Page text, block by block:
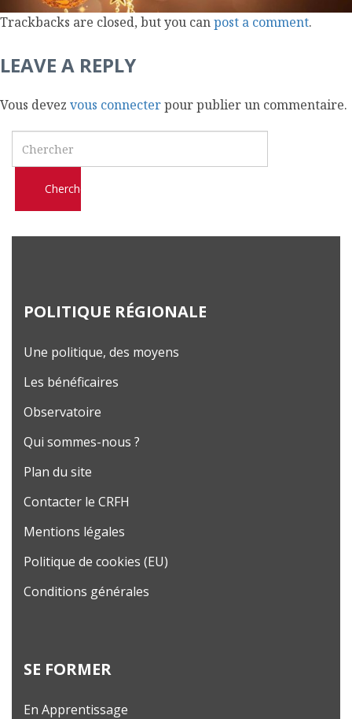
l
l
Trackbacks are closed, but you canpost a comment.
LEAVE A REPLY
Vous devez vous connecterpour publier un commentaire.
POLITIQUE RÉGIONALE
Une politique, des moyens
Les bénéficaires
Observatoire
Qui sommes-nous ?
Plan du site
Contacter le CRFH
Mentions légales
Politique de cookies (EU)
Conditions générales
SE FORMER
En Apprentissage